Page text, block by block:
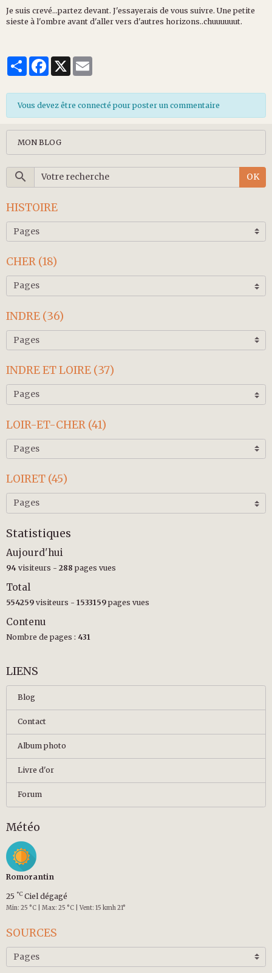
Je suis crevé...partez devant. J'essayerais de vous suivre. Une petite
sieste à l'ombre avant d'aller vers d'autres horizons..chuuuuuut.
PartagerFacebook
X
Vous devez être connecté pour poster un commentaire
MON BLOG
OK
HISTOIRE
CHER (18)
INDRE (36)
INDRE ET LOIRE (37)
LOIR-ET-CHER (41)
LOIRET (45)
Statistiques
Aujourd'hui
94 visiteurs - 288 pages vues
Total
554259 visiteurs - 1533159 pages vues
Contenu
Nombre de pages : 431
LIENS
Blog
Contact
Album photo
Livre d'or
Forum
Météo
Romorantin
25 °C Ciel dégagé
Min: 25 °C | Max: 25 °C | Vent: 15 kmh 21°
SOURCES